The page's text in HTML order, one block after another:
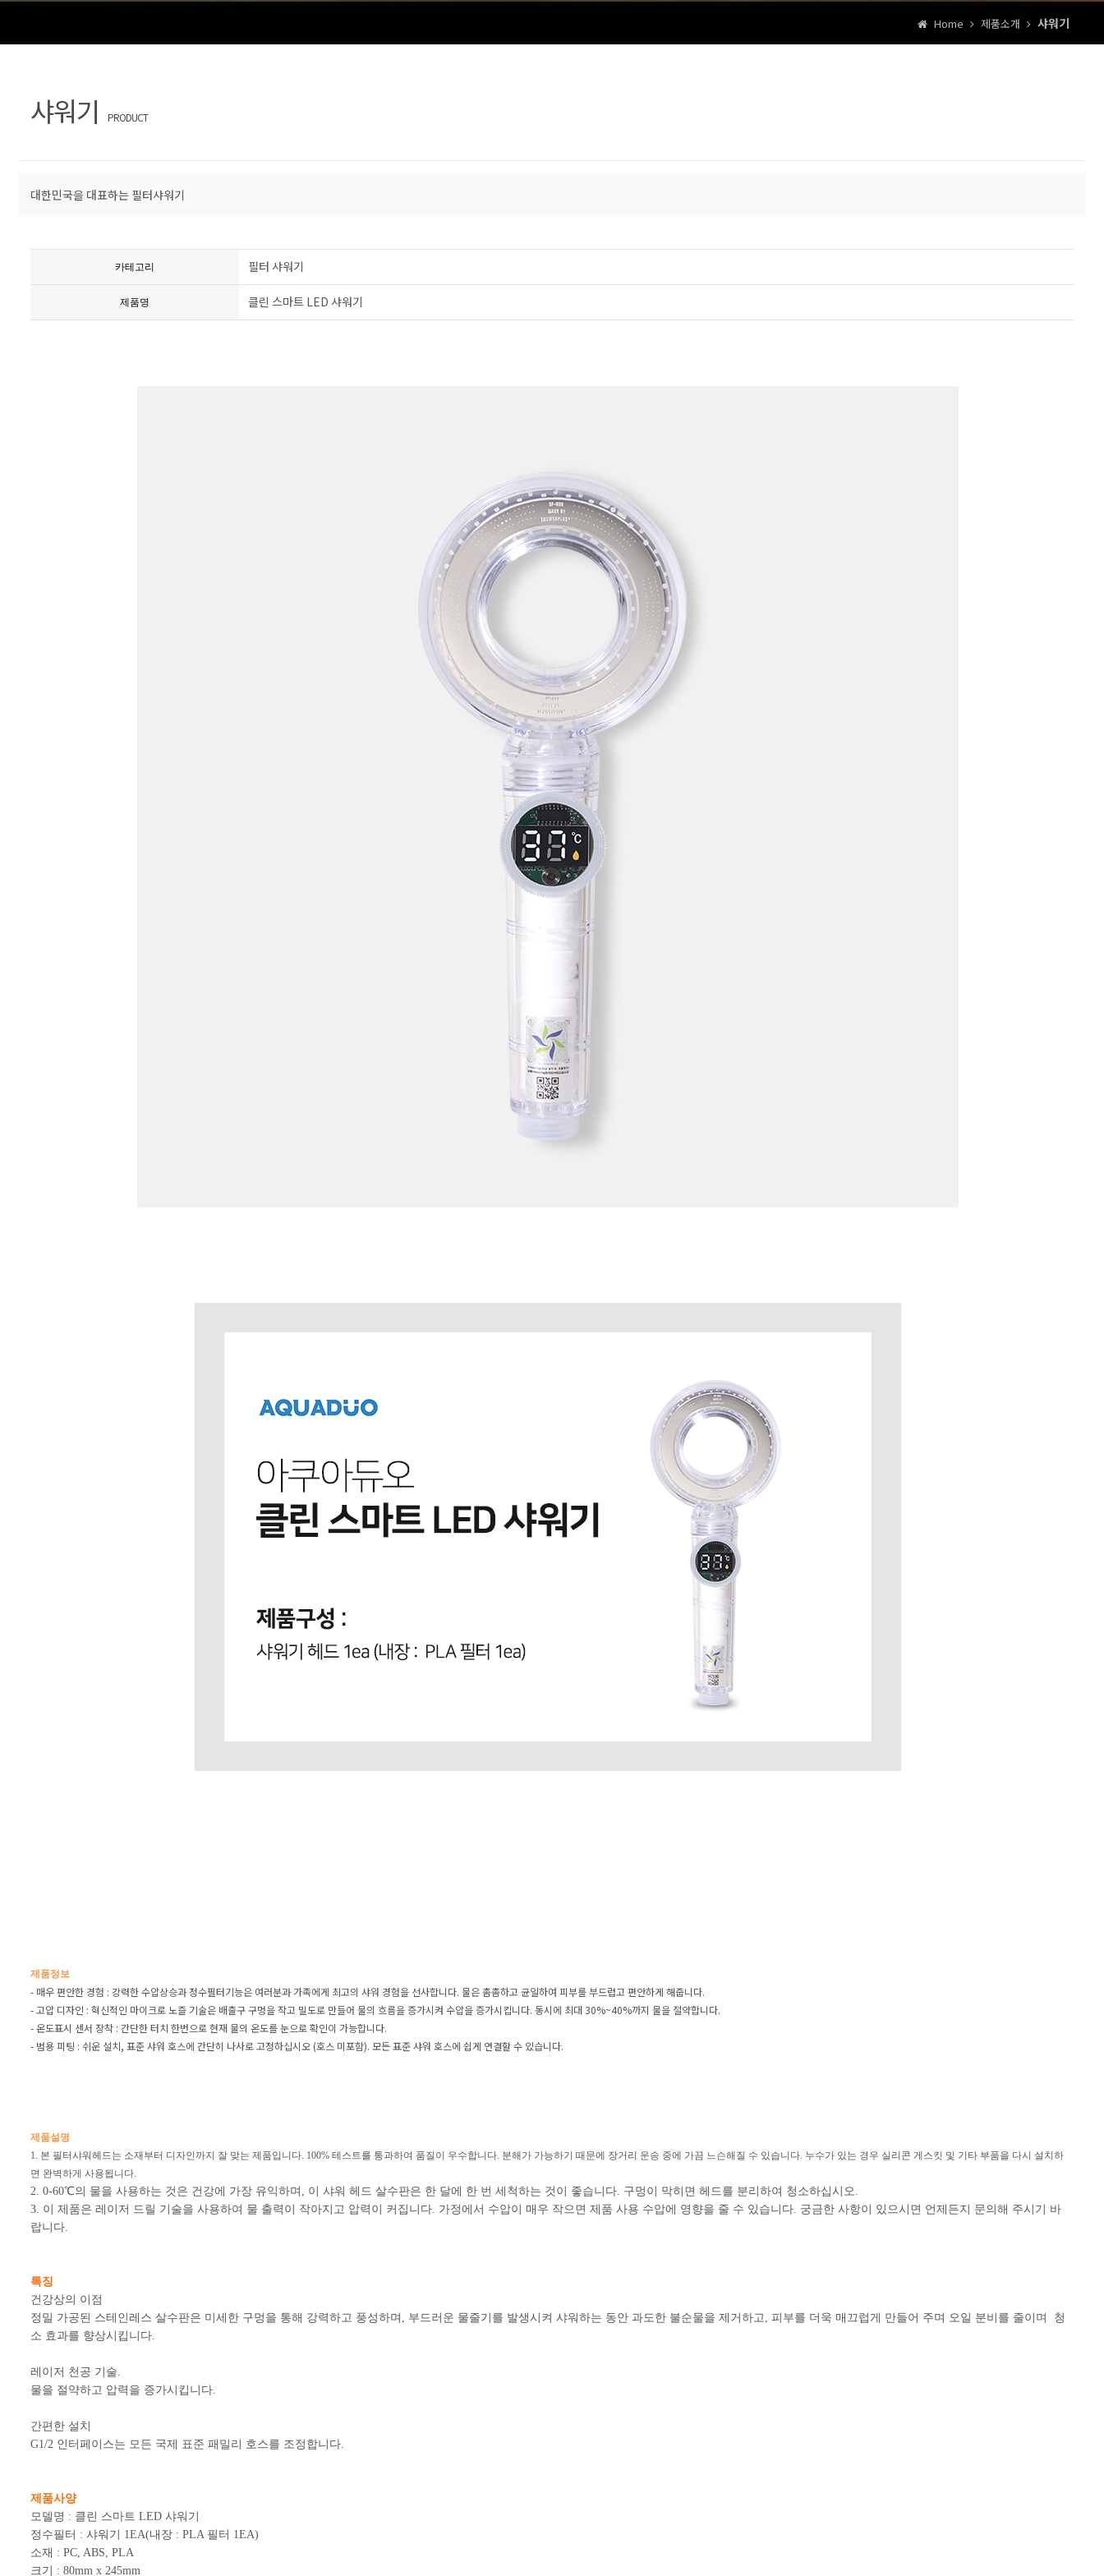
Home 제품소개 샤워기
샤워기 PRODUCT
대한민국을 대표하는 필터샤워기
카테고리 필터 샤워기
제품명 클린 스마트 LED 샤워기
제품정보
- 매우 편안한 경험 : 강력한 수압상승과 정수필터기능은 여러분과 가족에게 최고의 샤워 경험을 선사합니다. 물은 촘촘하고 균일하여 피부를 부드럽고 편안하게 해줍니다.
- 고압 디자인 : 혁신적인 마이크로 노즐 기술은 배출구 구멍을 작고 밀도로 만들어 물의 흐름을 증가시켜 수압을 증가시킵니다. 동시에 최대 30%~40%까지 물을 절약합니다.
- 온도표시 센서 장착 : 간단한 터치 한번으로 현재 물의 온도를 눈으로 확인이 가능합니다.
- 범용 피팅 : 쉬운 설치, 표준 샤워 호스에 간단히 나사로 고정하십시오 (호스 미포함). 모든 표준 샤워 호스에 쉽게 연결할 수 있습니다.
제품설명
1. 본 필터샤워헤드는 소재부터 디자인까지 잘 맞는 제품입니다. 100% 테스트를 통과하여 품질이 우수합니다. 분해가 가능하기 때문에 장거리 운송 중에 가끔 느슨해질 수 있습니다. 누수가 있는 경우 실리콘 게스킷 및 기타 부품을 다시 설치하
면 완벽하게 사용됩니다.
2. 0-60℃의 물을 사용하는 것은 건강에 가장 유익하며, 이 샤워 헤드 살수판은 한 달에 한 번 세척하는 것이 좋습니다. 구멍이 막히면 헤드를 분리하여 청소하십시오.
3. 이 제품은 레이저 드릴 기술을 사용하여 물 출력이 작아지고 압력이 커집니다. 가정에서 수압이 매우 작으면 제품 사용 수압에 영향을 줄 수 있습니다. 궁금한 사항이 있으시면 언제든지 문의해 주시기 바
랍니다.
특징
건강상의 이점
정밀 가공된 스테인레스 살수판은 미세한 구멍을 통해 강력하고 풍성하며, 부드러운 물줄기를 발생시켜 샤워하는 동안 과도한 불순물을 제거하고, 피부를 더욱 매끄럽게 만들어 주며 오일 분비를 줄이며 청
소 효과를 향상시킵니다.
레이저 천공 기술.
물을 절약하고 압력을 증가시킵니다.
간편한 설치
G1/2 인터페이스는 모든 국제 표준 패밀리 호스를 조정합니다.
제품사양
모델명 : 클린 스마트 LED 샤워기
정수필터 : 샤워기 1EA(내장 : PLA 필터 1EA)
소재 : PC, ABS, PLA
크기 : 80mm x 245mm